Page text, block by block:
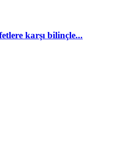
karşı bilinçle...